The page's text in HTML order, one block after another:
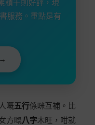
積千則好評，現
服務。重點是有
嘅五行係咪互補。比
方嘅八字木旺，咁就